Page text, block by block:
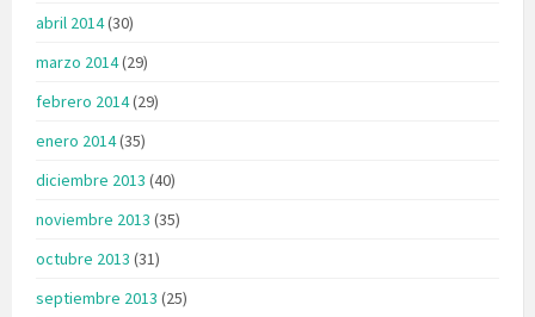
abril 2014(30)
marzo 2014(29)
febrero 2014(29)
enero 2014(35)
diciembre 2013 (40)
noviembre 2013 (35)
octubre 2013 (31)
septiembre 2013 (25)